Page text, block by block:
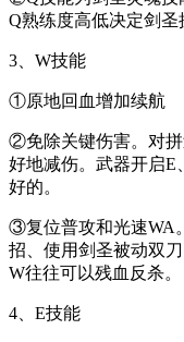
Q熟练度高低决定剑圣
3、W技能
①原地回血增加续航
②免除关键伤害。对
好地减伤。武器开启E
好的。
③复位普攻和光速WA
招、使用剑圣被动双
W往往可以残血反杀。
4、E技能